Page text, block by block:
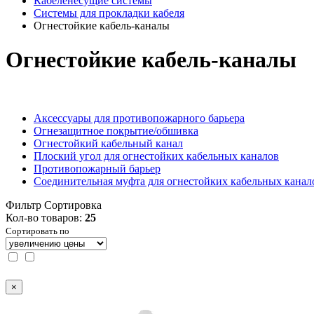
Системы для прокладки кабеля
Огнестойкие кабель-каналы
Огнестойкие кабель-каналы
Аксессуары для противопожарного барьера
Огнезащитное покрытие/обшивка
Огнестойкий кабельный канал
Плоский угол для огнестойких кабельных каналов
Противопожарный барьер
Соединительная муфта для огнестойких кабельных
Фильтр Сортировка
Кол-во товаров: 25
Сортировать по
×